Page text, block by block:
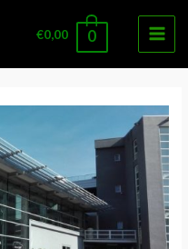
€0,00 0
Main